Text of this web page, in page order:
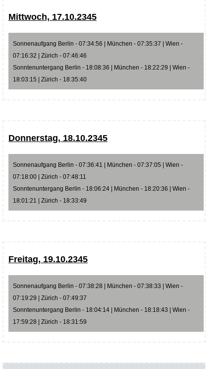
Mittwoch, 17.10.2345
Sonnenaufgang Berlin - 07:34:56 | München - 07:35:37 | Wien -
07:16:32 | Zürich - 07:46:46
Sonntenuntergang Berlin - 18:08:36 | München - 18:22:29 | Wien -
18:03:15 | Zürich - 18:35:40
Donnerstag, 18.10.2345
Sonnenaufgang Berlin - 07:36:41 | München - 07:37:05 | Wien -
07:18:00 | Zürich - 07:48:11
Sonntenuntergang Berlin - 18:06:24 | München - 18:20:36 | Wien -
18:01:21 | Zürich - 18:33:49
Freitag, 19.10.2345
Sonnenaufgang Berlin - 07:38:28 | München - 07:38:33 | Wien -
07:19:29 | Zürich - 07:49:37
Sonntenuntergang Berlin - 18:04:14 | München - 18:18:43 | Wien -
17:59:28 | Zürich - 18:31:59